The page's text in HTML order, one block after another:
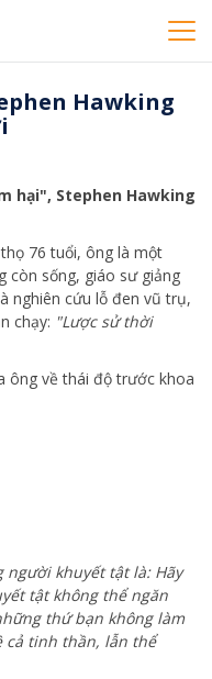
Hawking
hại", Stephen Hawking
76 tuổi, ông là một
còn sống, giáo sư giảng
nghiên cứu lỗ đen vũ trụ,
chạy: "Lược sử thời
ông về thái độ trước khoa
người khuyết tật là: Hãy
tật không thể ngăn
thứ bạn không làm
cả tinh thần, lẫn thể